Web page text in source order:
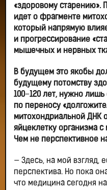
«здоровому старению».
идет о фрагменте
который напрямую
и прогрессирование
мышечных и нервных
В будущем это якобы
будущему потомству
100−120 лет, нужно
по переносу
митохондриальной ДНК
яйцеклетку организма
Чем не перспективное
— Здесь, на мой взгляд,
перспектива. Но пока
что медицина сегодня